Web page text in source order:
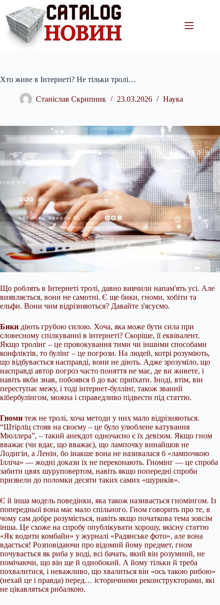
вмісту
Хто живе в Інтернеті? Не тільки тролі…
Станіслав Скрипник 23.03.2026 Наука
Що роблять в Інтернеті тролі, давно вивчили напам'ять усі. Але
виявляється, вони не самотні. Є ще бики, гноми, хобіти та
ельфи. Вони чим відрізняються? Давайте з'ясуємо.
Бики діють грубою силою. Хоча, яка може бути сила при
словесному спілкуванні в інтернеті? Скоріше, її еквівалент.
Якщо тролінг – це провокування тими чи іншими способами
конфліктів, то булінг – це погрози. На людей, котрі розуміють,
що відбувається насправді, вони не діють. Адже зрозуміло, що
насправді автор погроз часто поняття не має, де ви живете, і
навіть якби знав, побоявся б до вас приїхати. Іноді, втім, він
переступає межу, і тоді інтернет-буллінг, також званий
кібербулінгом, можна і справедливо підвести під статтю.
Гноми теж не тролі, хоча методи у них мало відрізняються.
“Штірліц стояв на своєму – це було улюблене катування
Мюллера”, – такий анекдот одночасно є їх девізом. Якщо гном
вважає (чи вдає, що вважає), що лампочку винайшов не
Лодигін, а Ленін, бо інакше вона не називалася б «лампочкою
Ілліча» — жодні докази їх не переконають. Гномінг — це спроба
забити цвях шуруповертом, навіть якщо попередні спроби
призвели до поломки десяти таких самих «шуриків».
Є й інша модель поведінки, яка також називається гномінгом. Із
попередньої вона має мало спільного. Гном говорить про те, в
чому сам добре розуміється, навіть якщо початкова тема зовсім
інша. Це схоже на спробу опублікувати хорошу, якісну статтю
«Як водити комбайн» у журналі «Радянське фото», але вона
вдається! Розповідаючи про відомий йому предмет, гном
почувається як риба у воді, всі бачать, який він розумний, не
помічаючи, що він ще й однобокий. А йому тільки й треба
похвалитися, і неважливо, що хвалиться він «ось такою рибою»
(нехай це і правда) перед… історичними реконструкторами, які
не цікавляться рибалкою.